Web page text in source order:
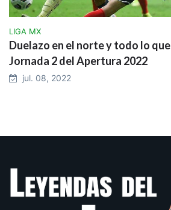
LIGA MX
Duelazo en el norte y todo lo
Jornada 2 del Apertura 2022
jul. 08, 2022